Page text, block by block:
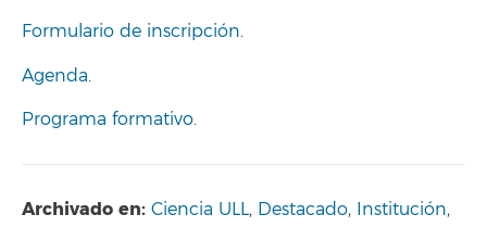
Formulario de inscripción.
Agenda.
Programa formativo.
Archivado en: Ciencia ULL, Destacado, Institución,